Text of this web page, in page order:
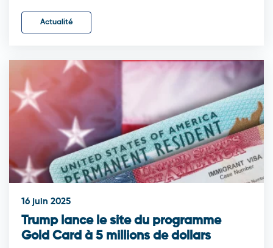
Actualité
16 juin 2025
Trump lance le site du programme
Gold Card à 5 millions de dollars